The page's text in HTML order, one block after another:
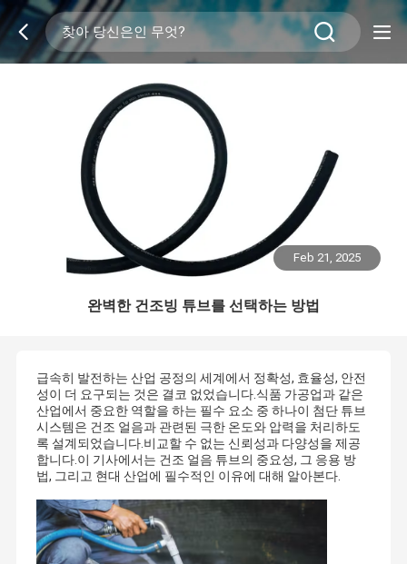
Feb 21, 2025
완벽한 건조빙 튜브를 선택하는 방법
급속히 발전하는 산업 공정의 세계에서 정확성, 효율성, 안전
성이 더 요구되는 것은 결코 없었습니다.식품 가공업과 같은
산업에서 중요한 역할을 하는 필수 요소 중 하나이 첨단 튜브
시스템은 건조 얼음과 관련된 극한 온도와 압력을 처리하도
록 설계되었습니다.비교할 수 없는 신뢰성과 다양성을 제공
합니다.이 기사에서는 건조 얼음 튜브의 중요성, 그 응용 방
법, 그리고 현대 산업에 필수적인 이유에 대해 알아본다.